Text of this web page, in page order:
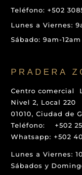
Teléfono: +502
Lunes a Viernes:
Sábado: 9am-12am
PRADERA
Centro comercial
Nivel 2, Local 220
01010, Ciudad de
Teléfono: +502
Whatsapp: +502
Lunes a Viernes:
Sábados y